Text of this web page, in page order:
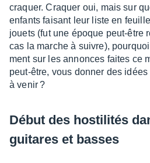
craquer. Craquer oui, mais sur
enfants faisant leur liste en
jouets (fut une époque peut-être
cas la marche à suivre),
ment sur les annonces faites ce
peut-être, vous donner des
à venir ?
Début des hosti­li­tés
guitares et basses